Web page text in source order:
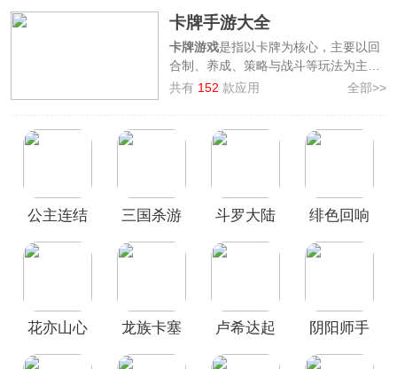
卡牌手游大全
卡牌游戏是指以卡牌为核心，主要以回
合制、养成、策略与战斗等玩法为主的
手机游戏。玩家可以在游戏内通过各种
定相应的战术获得胜利，通过升级、进
包括常见的PVE、PVP、挑战副本或者
关卡、竞技场等等。
游大全
，其中包含了各种热门的卡牌手
共有 152 款应用 全部>>
公主连结
三国杀游
斗罗大陆
官方版
绯色回响
花亦山心
龙族卡塞
卢希达起
阴阳师手